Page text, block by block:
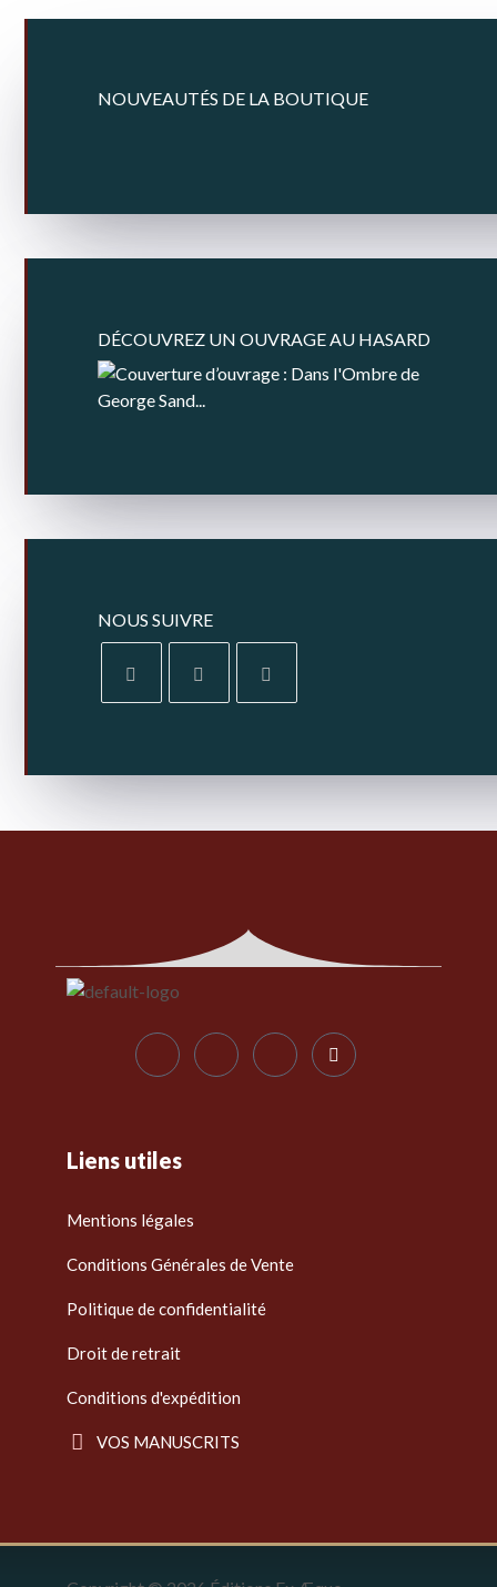
NOUVEAUTÉS DE LA BOUTIQUE
DÉCOUVREZ UN OUVRAGE AU HASARD
NOUS SUIVRE
Liens utiles
Mentions légales
Conditions Générales de Vente
Politique de confidentialité
Droit de retrait
Conditions d'expédition
VOS MANUSCRITS